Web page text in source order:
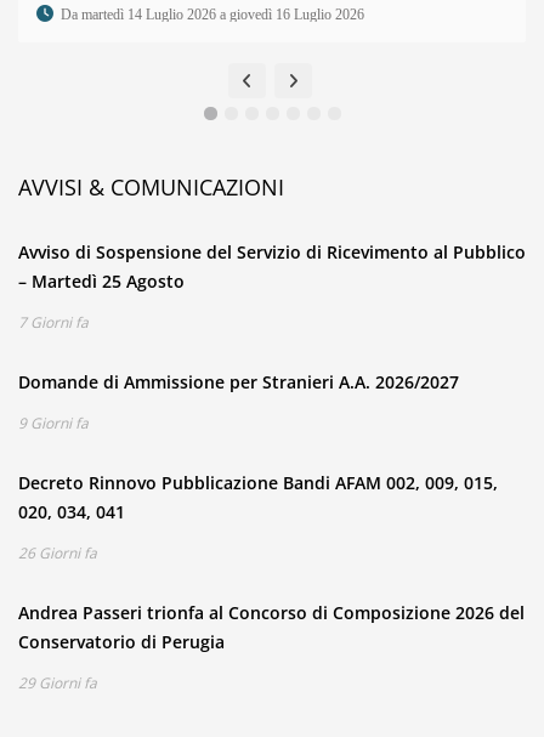
Da martedì 14 Luglio 2026 a giovedì 16 Luglio 2026
AVVISI & COMUNICAZIONI
Avviso di Sospensione del Servizio di Ricevimento al Pubblico
– Martedì 25 Agosto
7 Giorni fa
Domande di Ammissione per Stranieri A.A. 2026/2027
9 Giorni fa
Decreto Rinnovo Pubblicazione Bandi AFAM 002, 009, 015,
020, 034, 041
26 Giorni fa
Andrea Passeri trionfa al Concorso di Composizione 2026 del
Conservatorio di Perugia
29 Giorni fa